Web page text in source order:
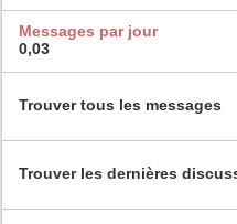
Messages par jour
0,03
Trouver tous les messages
Trouver les dernières